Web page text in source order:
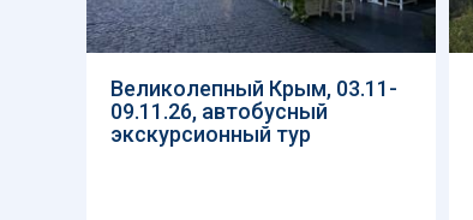
Великолепный Крым, 03.11-
09.11.26, автобусный
экскурсионный тур